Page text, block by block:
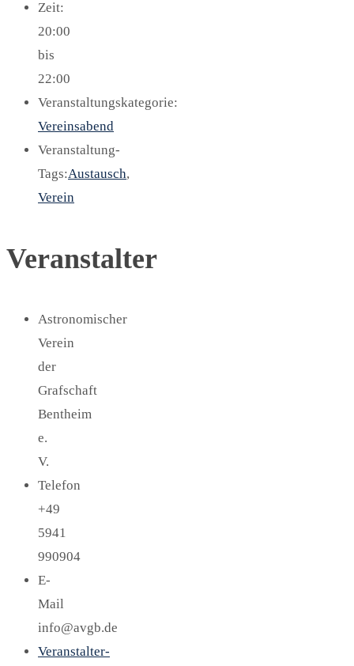
Zeit:
20:00
bis
22:00
Veranstaltungskategorie:
Vereinsabend
Veranstaltung-
Tags:Austausch,
Verein
Veranstalter
Astronomischer
Verein
der
Grafschaft
Bentheim
e.
V.
Telefon
+49
5941
990904
E-
Mail
info@avgb.de
Veranstalter-